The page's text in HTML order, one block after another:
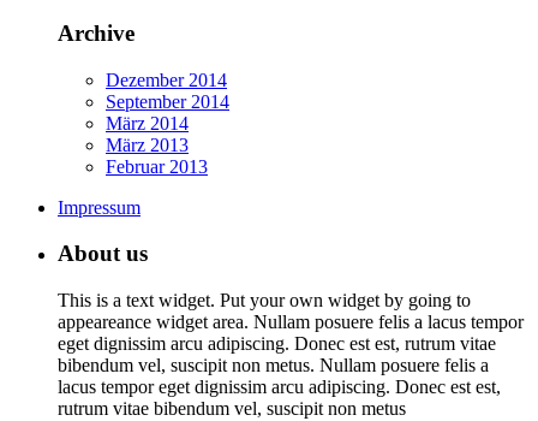
Archive
Dezember 2014
September 2014
März 2014
März 2013
Februar 2013
Impressum
About us
This is a text widget. Put your own widget by going to
appeareance widget area. Nullam posuere felis a lacus tempor
eget dignissim arcu adipiscing. Donec est est, rutrum vitae
bibendum vel, suscipit non metus. Nullam posuere felis a
lacus tempor eget dignissim arcu adipiscing. Donec est est,
rutrum vitae bibendum vel, suscipit non metus